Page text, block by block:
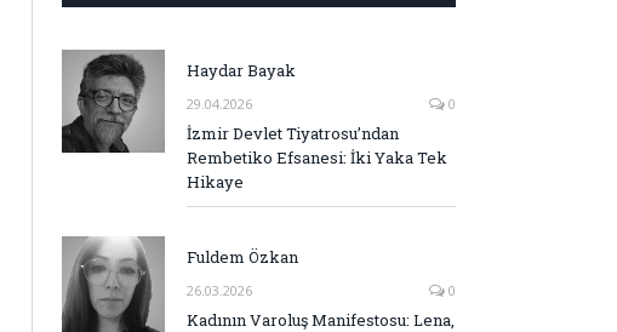
Haydar Bayak
29.04.2026 0
İzmir Devlet Tiyatrosu’ndan
Rembetiko Efsanesi: İki Yaka Tek
Hikaye
Fuldem Özkan
26.03.2026 0
Kadının Varoluş Manifestosu: Lena,